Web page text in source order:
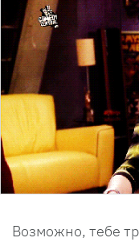
Возможно, тебе